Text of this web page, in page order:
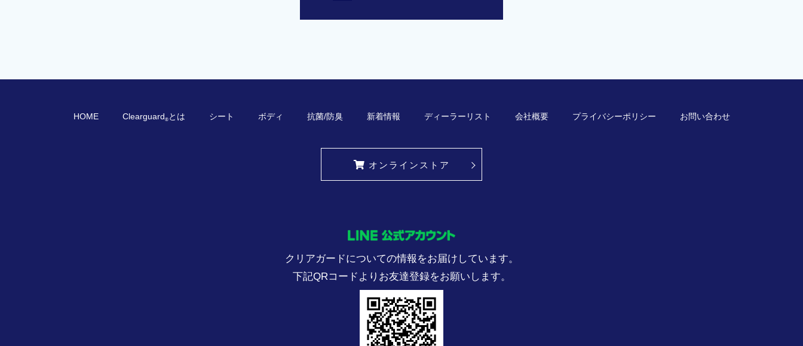
HOME Clearguard®とは シート ボディ 抗菌/防臭 新着情報 ディーラーリスト 会社概要 プライバシーポリシー お問い合わせ
オンラインストア
クリアガードについての情報をお届けしています。
下記QRコードよりお友達登録をお願いします。